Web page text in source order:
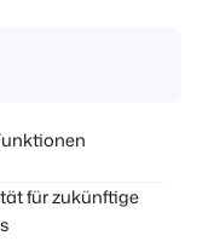
für zukünftige